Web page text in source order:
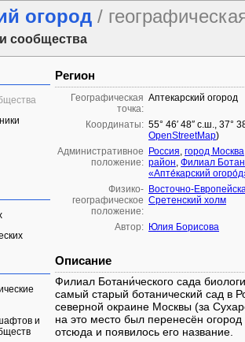
огород /
сообщества
и
Регион
Географическая
точка:
Аптекарский огород
Координаты: 55° 46′ 48″ с.ш., 37°
OpenStreetMap)
Административное
положение:
Россия, город Москва
район, Филиал
«Апте́карский
Физико-
географическое
положение:
Восточно-
Сретенский холм
Автор: Юлия Борисова
Описание
Филиал Ботани́ческого сада
самый старый ботанический сад в
северной окраине Москвы (за
на это место был перенесён
отсюда и появилось его название.